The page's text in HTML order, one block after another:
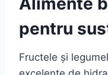
pentru
Fructele și